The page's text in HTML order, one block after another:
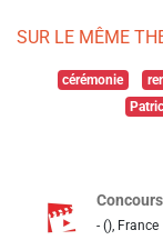
SUR LE MÊME
cérémonie
- (), France